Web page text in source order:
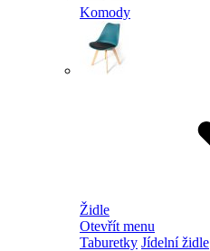
Komody
Židle
Otevřít menu
Taburetky Jídelní židle